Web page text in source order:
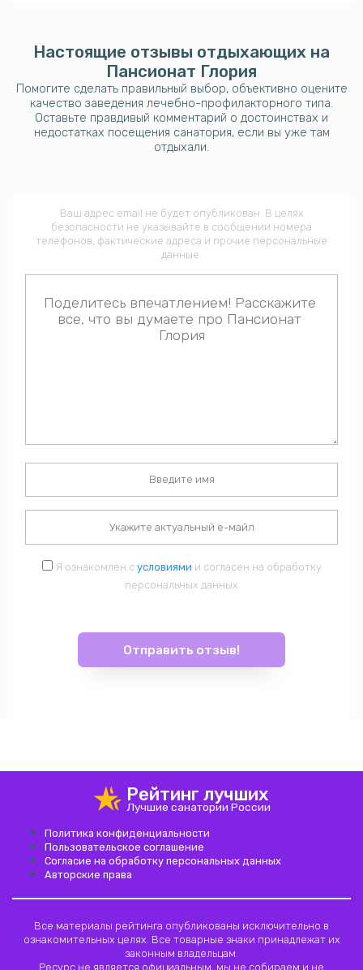
Настоящие отзывы отдыхающих на
Пансионат Глория
Помогите сделать правильный выбор, объективно оцените
качество заведения лечебно-профилакторного типа.
Оставьте правдивый комментарий о достоинствах и
недостатках посещения санатория, если вы уже там
отдыхали.
Ваш адрес email не будет опубликован. В целях
безопасности не указывайте в сообщении номера
телефонов, фактические адреса и прочие персональные
данные.
Я ознакомлен с условиями и согласен на обработку
персональных данных
hotel_class Рейтинг лучших
Лучшие санатории России
Политика конфиденциальности
Пользовательское соглашение
Согласие на обработку персональных данных
Авторские права
Все материалы рейтинга опубликованы исключительно в
ознакомительных целях. Все товарные знаки принадлежат их
законным владельцам.
Ресурс не является официальным, мы не собираем и не